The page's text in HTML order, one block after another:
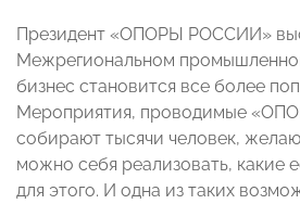
Президент «ОПОРЫ РОССИИ»
Межрегиональном
бизнес становится все более
Мероприятия, проводимые
собирают тысячи человек,
можно себя реализовать, какие
для этого. И одна из таких